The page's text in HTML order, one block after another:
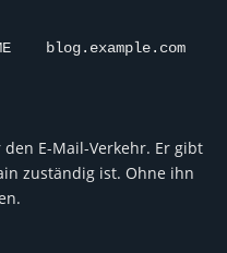
blog.example.com
E-Mail-Verkehr. Er gibt
zuständig ist. Ohne ihn